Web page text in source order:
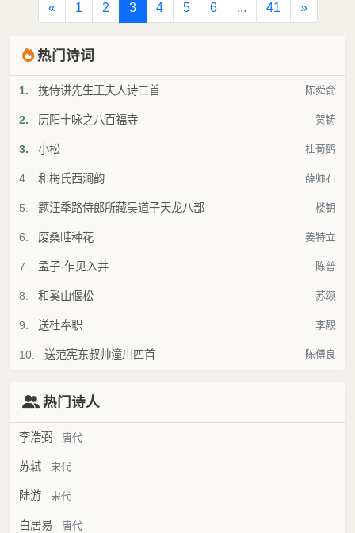
« 1 2 3 4 5 6 ... 41 »
热门诗词
1. 挽侍讲先生王夫人诗二首 陈舜俞
2. 历阳十咏之八百福寺 贺铸
3. 小松 杜荀鹤
4. 和梅氏西涧韵 薛师石
5. 题汪季路侍郎所藏吴道子天龙八部 楼钥
6. 废桑畦种花 姜特立
7. 孟子·乍见入井 陈普
8. 和奚山偃松 苏颂
9. 送杜奉职 李覯
10. 送范宪东叔帅潼川四首 陈傅良
热门诗人
李浩弼 唐代
苏轼 宋代
陆游 宋代
白居易 唐代